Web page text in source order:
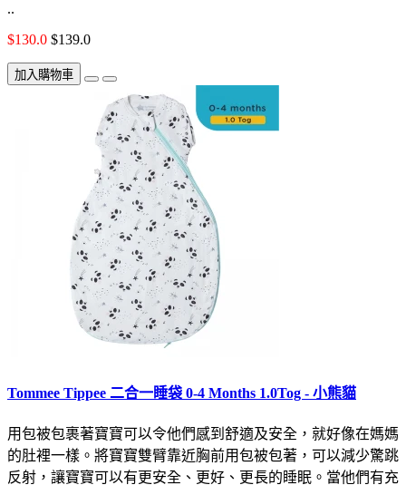
..
$130.0 $139.0
加入購物車
Tommee Tippee 二合一睡袋 0-4 Months 1.0Tog - 小熊貓
用包被包裹著寶寶可以令他們感到舒適及安全，就好像在媽媽
的肚裡一樣。將寶寶雙臂靠近胸前用包被包著，可以減少驚跳
反射，讓寶寶可以有更安全、更好、更長的睡眠。當他們有充